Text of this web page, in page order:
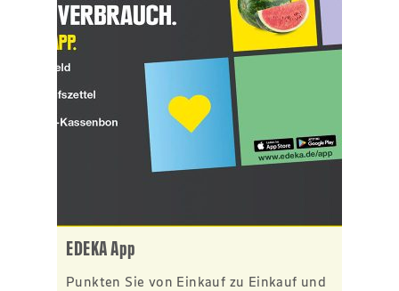
EDEKA App
Punkten Sie von Einkauf zu Einkauf und